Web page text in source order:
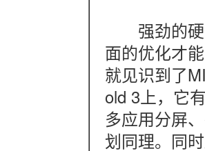
强劲的硬
面的优化才
就见识到了
old 3上，它
多应用分屏
划同理。同